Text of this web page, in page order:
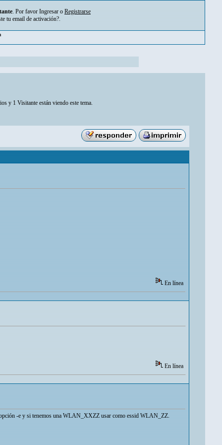
. Por favor Ingresar o Registrarse
tu email de activación?.
y 1 Visitante están viendo este tema.
En línea
En línea
-e y si tenemos una WLAN_XXZZ usar como essid WLAN_ZZ.